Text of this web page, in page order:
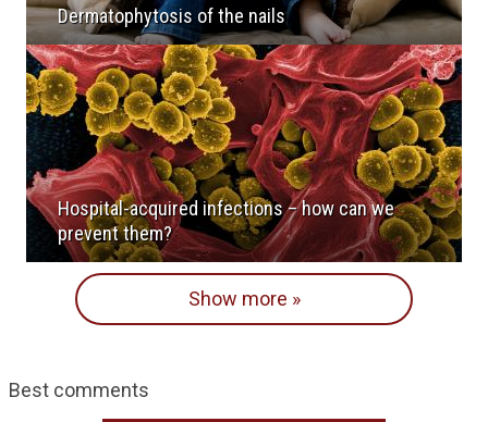
Dermatophytosis of the nails
Hospital-acquired infections – how can we
prevent them?
Show more »
Best comments